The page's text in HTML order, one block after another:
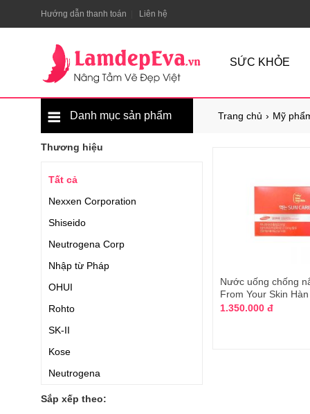
Hướng dẫn thanh toán Liên hệ
SỨC KHỎE
Trang chủ Mỹ
Danh mục sản phẩm
Thương hiệu
Tất cả
Nexxen Corporation
Shiseido
Neutrogena Corp
Nhập từ Pháp
OHUI
Rohto
SK-II
Kose
Neutrogena
Omi Menturm
Sắp xếp theo:
Nước uống chống
From Your Skin
1.350.000 đ